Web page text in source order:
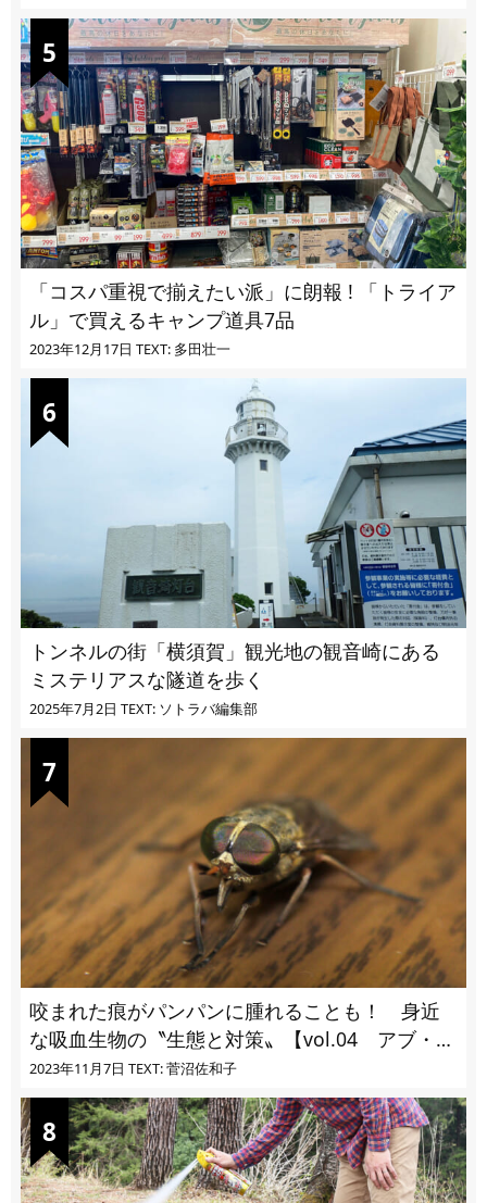
「コスパ重視で揃えたい派」に朗報 ! 「トライア
ル」で買えるキャンプ道具7品
2023年12月17日 TEXT: 多田壮一
トンネルの街「横須賀」観光地の観音崎にある
ミステリアスな隧道を歩く
2025年7月2日 TEXT: ソトラバ編集部
咬まれた痕がパンパンに腫れることも！ 身近
な吸血生物の〝生態と対策〟【vol.04 アブ・ブ
ユ・ヌカカ】
2023年11月7日 TEXT: 菅沼佐和子